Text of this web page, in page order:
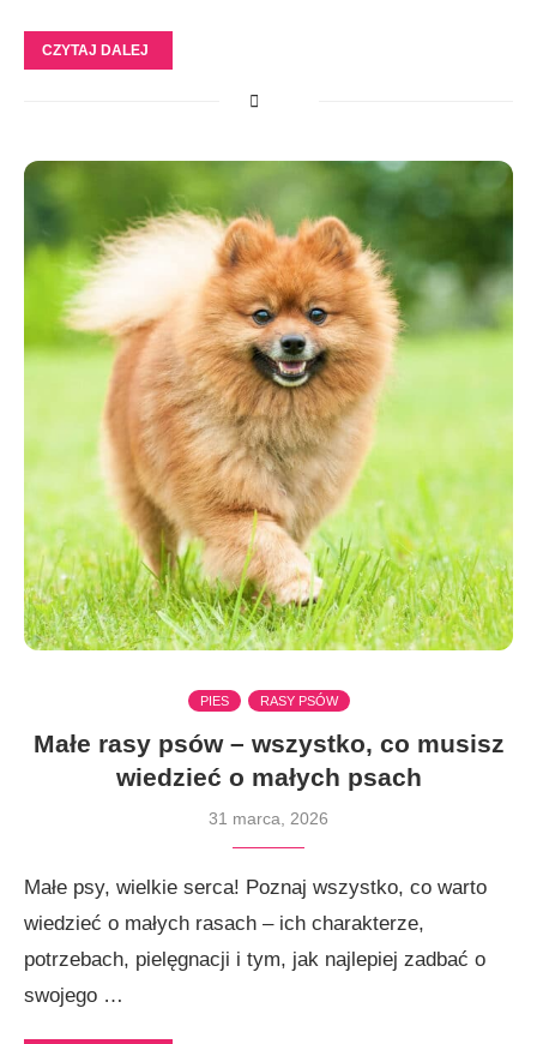
CZYTAJ DALEJ
PIES RASY PSÓW
Małe rasy psów – wszystko, co musisz
wiedzieć o małych psach
31 marca, 2026
Małe psy, wielkie serca! Poznaj wszystko, co warto
wiedzieć o małych rasach – ich charakterze,
potrzebach, pielęgnacji i tym, jak najlepiej zadbać o
swojego …